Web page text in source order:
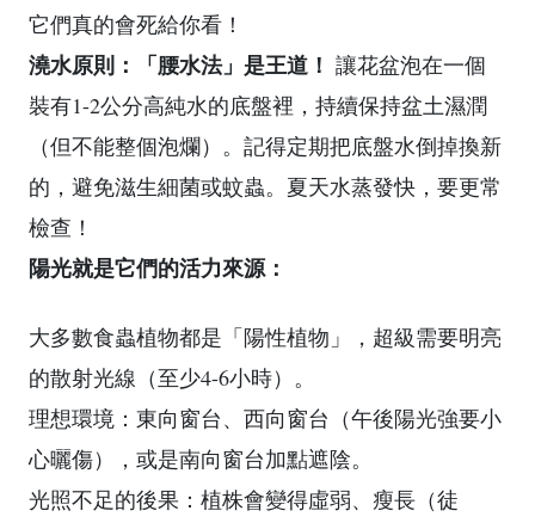
它們真的會死給你看！
澆水原則：「腰水法」是王道！ 讓花盆泡在一個
裝有1-2公分高純水的底盤裡，持續保持盆土濕潤
（但不能整個泡爛）。記得定期把底盤水倒掉換新
的，避免滋生細菌或蚊蟲。夏天水蒸發快，要更常
檢查！
陽光就是它們的活力來源：
大多數食蟲植物都是「陽性植物」，超級需要明亮
的散射光線（至少4-6小時）。
理想環境：東向窗台、西向窗台（午後陽光強要小
心曬傷），或是南向窗台加點遮陰。
光照不足的後果：植株會變得虛弱、瘦長（徒